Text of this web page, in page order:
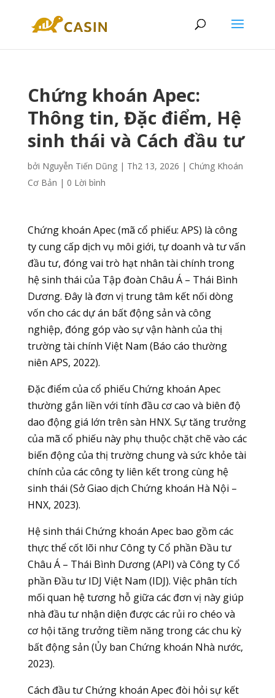
Chứng khoán Apec:
Thông tin, Đặc điểm, Hệ
sinh thái và Cách đầu tư
bởi Nguyễn Tiến Dũng| Th2 13, 2026 | Chứng Khoán
Cơ Bản | 0 Lời bình
Chứng khoán Apec (mã cổ phiếu: APS) là công
ty cung cấp dịch vụ môi giới, tự doanh và tư vấn
đầu tư, đóng vai trò hạt nhân tài chính trong
hệ sinh thái của Tập đoàn Châu Á – Thái Bình
Dương. Đây là đơn vị trung tâm kết nối dòng
vốn cho các dự án bất động sản và công
nghiệp, đóng góp vào sự vận hành của thị
trường tài chính Việt Nam (Báo cáo thường
niên APS, 2022).
Đặc điểm của cổ phiếu Chứng khoán Apec
thường gắn liền với tính đầu cơ cao và biên độ
dao động giá lớn trên sàn HNX. Sự tăng trưởng
của mã cổ phiếu này phụ thuộc chặt chẽ vào các
biến động của thị trường chung và sức khỏe tài
chính của các công ty liên kết trong cùng hệ
sinh thái (Sở Giao dịch Chứng khoán Hà Nội –
HNX, 2023).
Hệ sinh thái Chứng khoán Apec bao gồm các
thực thể cốt lõi như Công ty Cổ phần Đầu tư
Châu Á – Thái Bình Dương (API) và Công ty Cổ
phần Đầu tư IDJ Việt Nam (IDJ). Việc phân tích
mối quan hệ tương hỗ giữa các đơn vị này giúp
nhà đầu tư nhận diện được các rủi ro chéo và
cơ hội tăng trưởng tiềm năng trong các chu kỳ
bất động sản (Ủy ban Chứng khoán Nhà nước,
2023).
Cách đầu tư Chứng khoán Apec đòi hỏi sự kết